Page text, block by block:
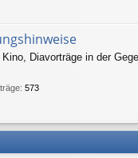
Kino, Diavorträge in der
: 573